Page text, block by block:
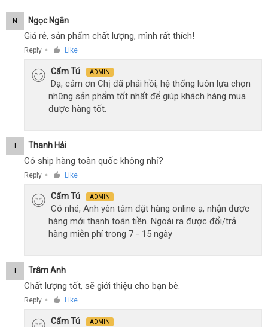
N Ngọc Ngân
Giá rẻ, sản phẩm chất lượng, mình rất thích!
Reply ● Like
Cẩm Tú ADMIN
Dạ, cảm ơn Chị đã phải hồi, hệ thống luôn lựa chọn
những sản phẩm tốt nhất để giúp khách hàng mua
được hàng tốt.
T Thanh Hải
Có ship hàng toàn quốc không nhỉ?
Reply ● Like
Cẩm Tú ADMIN
Có nhé, Anh yên tâm đặt hàng online ạ, nhận được
hàng mới thanh toán tiền. Ngoài ra được đổi/trả
hàng miễn phí trong 7 - 15 ngày
T Trâm Anh
Chất lượng tốt, sẽ giới thiệu cho bạn bè.
Reply ● Like
Cẩm Tú ADMIN